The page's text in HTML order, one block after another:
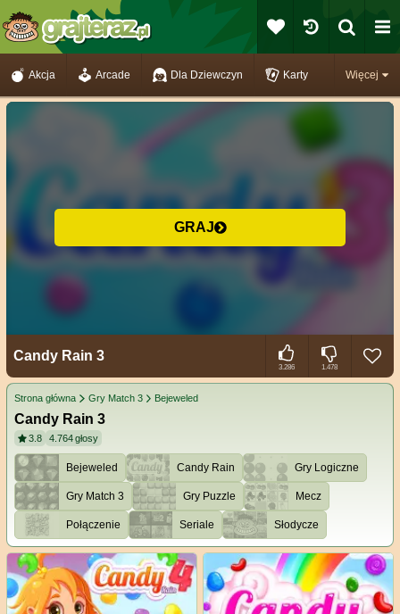
Więcej
Akcja Arcade Dla Dziewczyn Karty
GRAJ
Candy Rain 3
3.286 1.478
Strona główna Gry Match 3 Bejeweled
Candy Rain 3
3.8 4.764głosy
Bejeweled Candy Rain Gry Logiczne
Gry Match 3 Gry Puzzle Mecz
Połączenie Seriale Słodycze